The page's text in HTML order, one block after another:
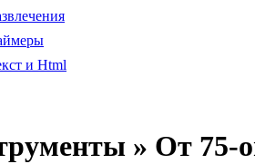
и Html
» От 75-